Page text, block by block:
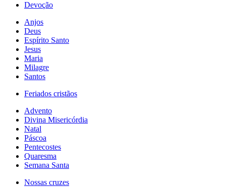
Devoção
Anjos
Deus
Espírito Santo
Jesus
Maria
Milagre
Santos
Feriados cristãos
Advento
Divina Misericórdia
Natal
Páscoa
Pentecostes
Quaresma
Semana Santa
Nossas cruzes